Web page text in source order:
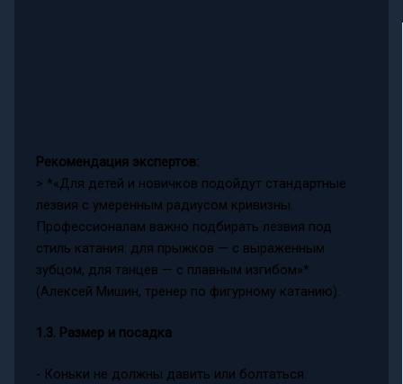
Рекомендация экспертов:
> *«Для детей и новичков подойдут стандартные
лезвия с умеренным радиусом кривизны.
Профессионалам важно подбирать лезвия под
стиль катания: для прыжков — с выраженным
зубцом, для танцев — с плавным изгибом»*
(Алексей Мишин, тренер по фигурному катанию).
1.3. Размер и посадка
- Коньки не должны давить или болтаться.